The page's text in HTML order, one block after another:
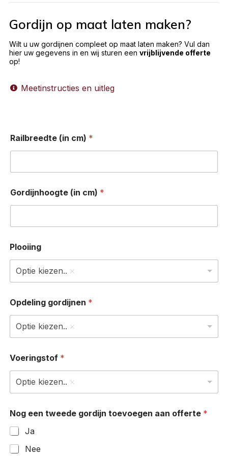
Gordijn op maat laten maken?
Wilt u uw gordijnen compleet op maat laten maken? Vul dan
hier uw gegevens in en wij sturen een vrijblijvende offerte
op!
Meetinstructies en uitleg
Railbreedte (in cm) *
Gordijnhoogte (in cm) *
Plooiing
Optie kiezen..
Opdeling gordijnen *
Optie kiezen..
Voeringstof *
Optie kiezen..
Nog een tweede gordijn toevoegen aan offerte *
Ja
Nee